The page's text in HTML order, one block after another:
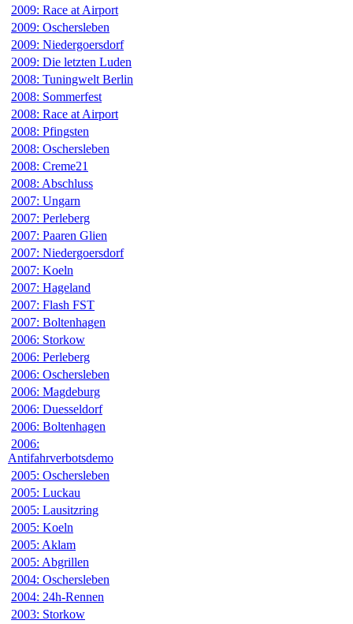
2009: Race at Airport
2009: Oschersleben
2009: Niedergoersdorf
2009: Die letzten Luden
2008: Tuningwelt Berlin
2008: Sommerfest
2008: Race at Airport
2008: Pfingsten
2008: Oschersleben
2008: Creme21
2008: Abschluss
2007: Ungarn
2007: Perleberg
2007: Paaren Glien
2007: Niedergoersdorf
2007: Koeln
2007: Hageland
2007: Flash FST
2007: Boltenhagen
2006: Storkow
2006: Perleberg
2006: Oschersleben
2006: Magdeburg
2006: Duesseldorf
2006: Boltenhagen
2006:
Antifahrverbotsdemo
2005: Oschersleben
2005: Luckau
2005: Lausitzring
2005: Koeln
2005: Aklam
2005: Abgrillen
2004: Oschersleben
2004: 24h-Rennen
2003: Storkow